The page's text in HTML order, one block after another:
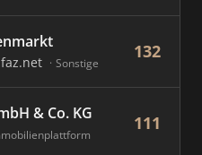
Sonstige
132
& Co. KG 111